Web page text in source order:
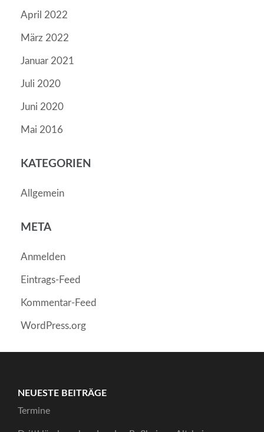
April 2022
März 2022
Januar 2021
Juli 2020
Juni 2020
Mai 2016
KATEGORIEN
Allgemein
META
Anmelden
Eintrags-Feed
Kommentar-Feed
WordPress.org
NEUESTE BEITRÄGE
Termine